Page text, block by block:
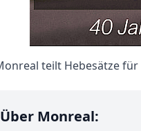
Über Monreal: